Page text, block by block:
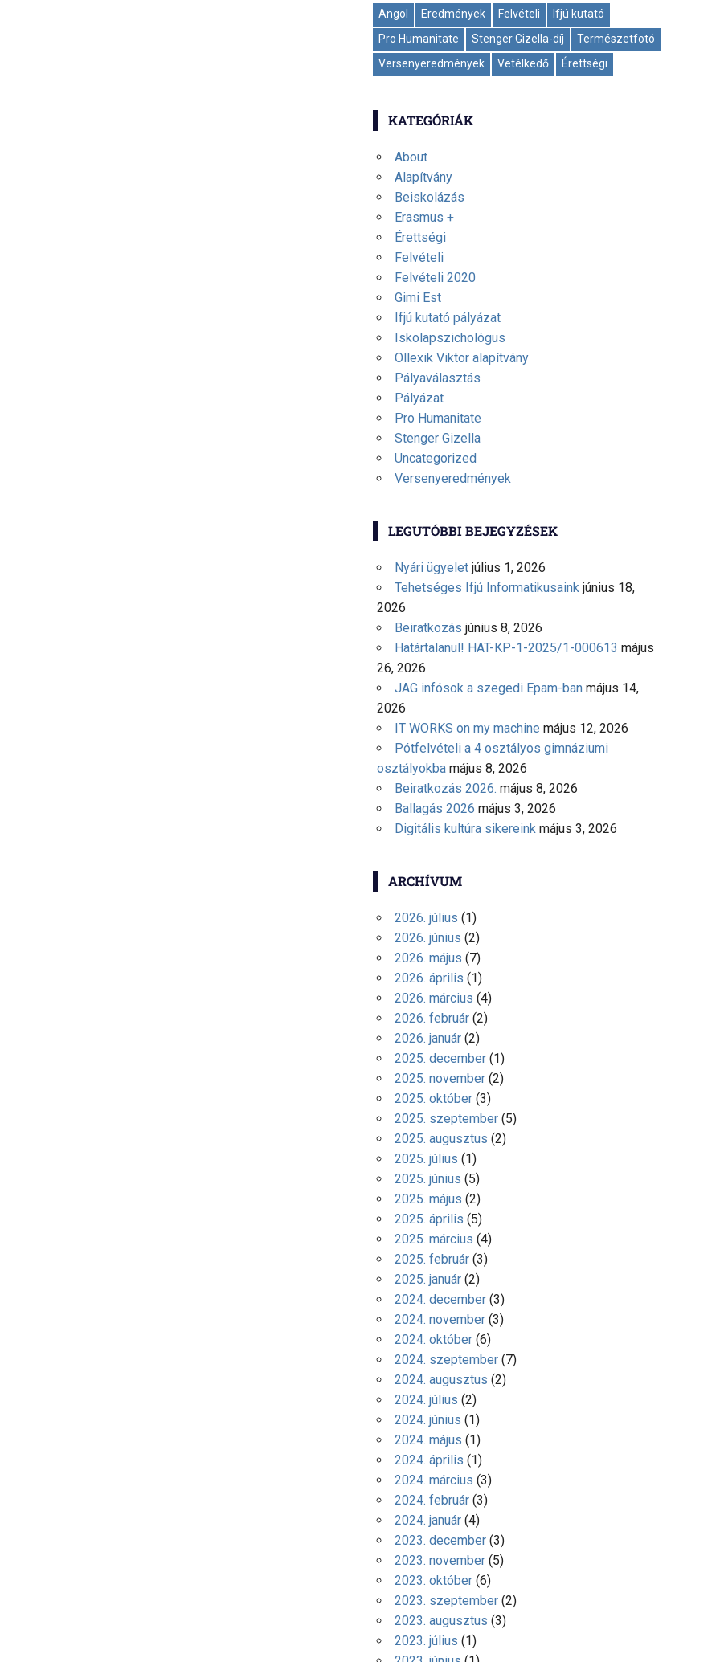
Angol Eredmények Felvételi
Ifjú kutató
Pro Humanitate
Stenger Gizella-díj
Természetfotó
Versenyeredmények
Vetélkedő Érettségi
KATEGÓRIÁK
About
Alapítvány
Beiskolázás
Erasmus +
Érettségi
Felvételi
Felvételi 2020
Gimi Est
Ifjú kutató pályázat
Iskolapszichológus
Ollexik Viktor alapítvány
Pályaválasztás
Pályázat
Pro Humanitate
Stenger Gizella
Uncategorized
Versenyeredmények
LEGUTÓBBI BEJEGYZÉSEK
Nyári ügyelet július 1, 2026
Tehetséges Ifjú Informatikusaink június 18,
2026
Beiratkozás június 8, 2026
Határtalanul! HAT-KP-1-2025/1-000613 május
26, 2026
JAG infósok a szegedi Epam-ban május 14,
2026
IT WORKS on my machine május 12, 2026
Pótfelvételi a 4 osztályos gimnáziumi
osztályokba május 8, 2026
Beiratkozás 2026. május 8, 2026
Ballagás 2026 május 3, 2026
Digitális kultúra sikereink május 3, 2026
ARCHÍVUM
2026. július (1)
2026. június (2)
2026. május (7)
2026. április (1)
2026. március (4)
2026. február(2)
2026. január(2)
2025. december(1)
2025. november(2)
2025. október(3)
2025. szeptember(5)
2025. augusztus (2)
2025. július (1)
2025. június (5)
2025. május (2)
2025. április (5)
2025. március (4)
2025. február(3)
2025. január(2)
2024. december(3)
2024. november(3)
2024. október(6)
2024. szeptember(7)
2024. augusztus (2)
2024. július (2)
2024. június (1)
2024. május (1)
2024. április (1)
2024. március (3)
2024. február(3)
2024. január(4)
2023. december(3)
2023. november(5)
2023. október(6)
2023. szeptember(2)
2023. augusztus (3)
2023. július (1)